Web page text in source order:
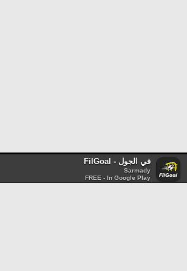
في الجول - FilGoal
Sarmady
FREE - In Google Play